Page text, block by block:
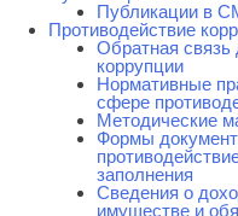
Публикации в
Противодействие
Обратная
коррупции
Нормативные
сфере
Методические
Формы
заполнения
Сведения о
имуществе и